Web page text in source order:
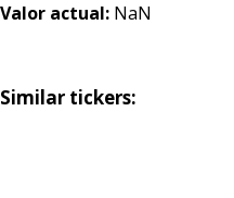
Valor actual: NaN
Similar tickers: